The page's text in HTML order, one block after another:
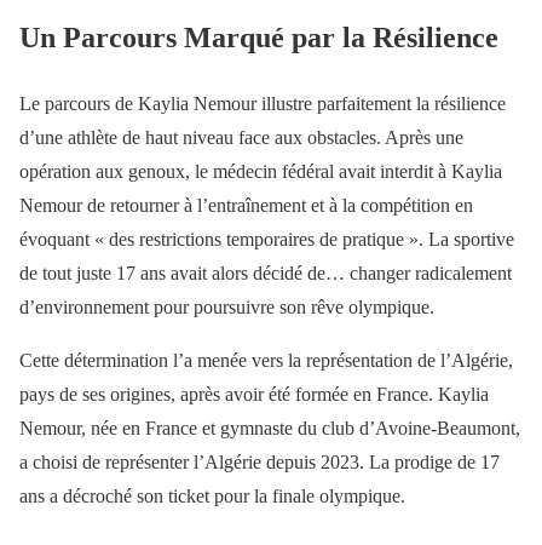
Un Parcours Marqué par la Résilience
Le parcours de Kaylia Nemour illustre parfaitement la résilience
d’une athlète de haut niveau face aux obstacles. Après une
opération aux genoux, le médecin fédéral avait interdit à Kaylia
Nemour de retourner à l’entraînement et à la compétition en
évoquant « des restrictions temporaires de pratique ». La sportive
de tout juste 17 ans avait alors décidé de… changer radicalement
d’environnement pour poursuivre son rêve olympique.
Cette détermination l’a menée vers la représentation de l’Algérie,
pays de ses origines, après avoir été formée en France. Kaylia
Nemour, née en France et gymnaste du club d’Avoine-Beaumont,
a choisi de représenter l’Algérie depuis 2023. La prodige de 17
ans a décroché son ticket pour la finale olympique.